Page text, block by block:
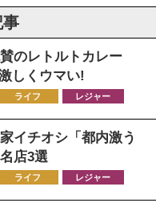
事
のレトルトカレー
しくウマい!
ライフ レジャー
イチオシ「都内激う
店3選
ライフ レジャー